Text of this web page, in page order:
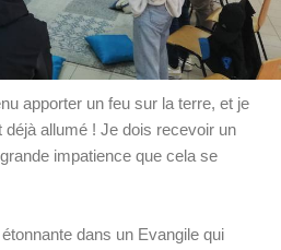
apporter un feu sur la terre, et je
allumé ! Je dois recevoir un
impatience que cela se
dans un Evangile qui